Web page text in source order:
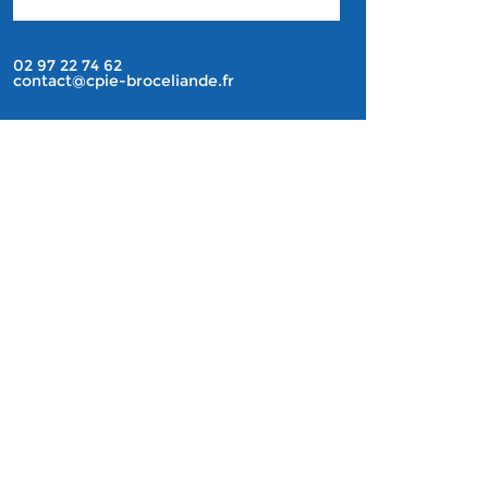
02 97 22 74 62
contact@cpie-broceliande.fr